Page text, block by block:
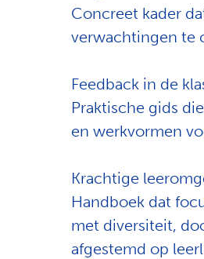
Concreet kader
verwachtingen te
Feedback in de
Praktische gids
en werkvormen
Krachtige
Handboek dat
met diversiteit,
afgestemd op